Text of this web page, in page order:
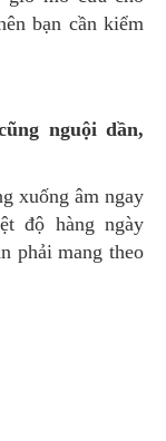
bạn cần kiểm
độ hàng ngày
phải mang theo